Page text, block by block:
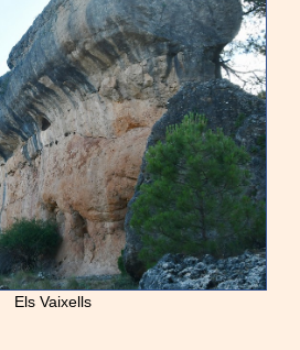
Els Vaixells